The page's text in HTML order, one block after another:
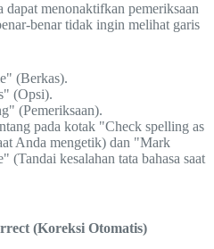
menonaktifkan pemeriksaan
benar tidak ingin melihat garis
(Berkas).
(Opsi).
(Pemeriksaan).
pada kotak "Check spelling as
Anda mengetik) dan "Mark
(Tandai kesalahan tata bahasa saat
(Koreksi Otomatis)